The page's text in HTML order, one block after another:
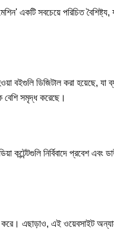
একটি সবচেয়ে পরিচিত বৈশিষ্ট্য,
বইগুলি ডিজিটাল করা হয়েছে, যা
সমৃদ্ধ করেছে।
নির্বিবাদে প্রবেশ এবং
এছাড়াও, এই ওয়েবসাইট